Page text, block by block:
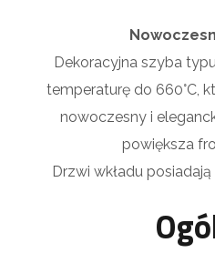
Dekoracyjna szyba
temperaturę do 660°C,
nowoczesny i
powiększa
Drzwi wkładu